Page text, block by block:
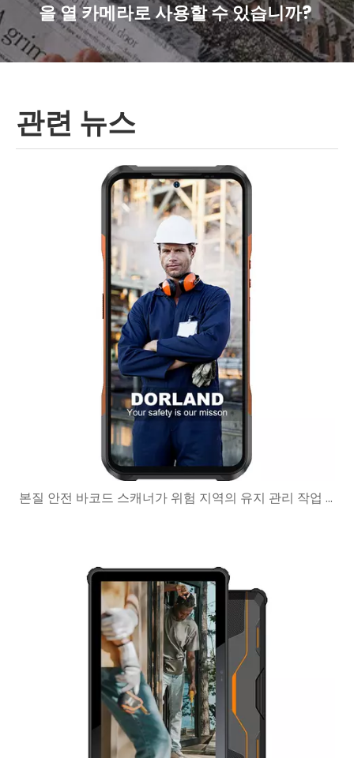
을 열 카메라로 사용할 수 있습니까?
관련 뉴스
본질 안전 바코드 스캐너가 위험 지역의 유지 관리 작업 흐름을 개선하는 방법